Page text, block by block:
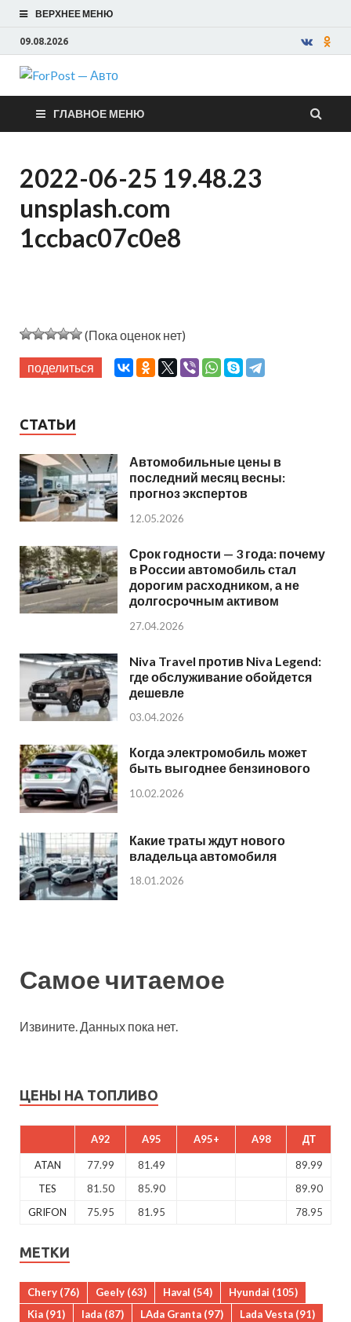
ВЕРХНЕЕ МЕНЮ
09.08.2026
ForPost —
Авто
ГЛАВНОЕ МЕНЮ
2022-06-25 19.48.23
unsplash.com
1ccbac07c0e8
(Пока оценок нет)
поделиться
СТАТЬИ
Автомобильные цены в
последний месяц весны:
прогноз экспертов
12.05.2026
Срок годности — 3 года: почему
в России автомобиль стал
дорогим расходником, а не
долгосрочным активом
27.04.2026
Niva Travel против Niva Legend:
где обслуживание обойдется
дешевле
03.04.2026
Когда электромобиль может
быть выгоднее бензинового
10.02.2026
Какие траты ждут нового
владельца автомобиля
18.01.2026
Самое читаемое
Извините. Данных пока нет.
ЦЕНЫ НА ТОПЛИВО
A92 A95 A95+ A98 ДТ
ATAN 77.99 81.49
89.99
TES
81.50 85.90
89.90
GRIFON
75.95 81.95 78.95
МЕТКИ
Chery (76) Geely (63) Haval (54) Hyundai (105)
Kia (91) lada (87) LAda Granta (97) Lada Vesta (91)